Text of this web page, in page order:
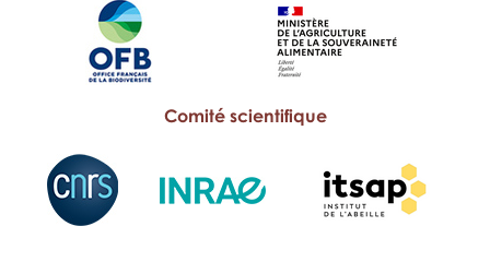
Comité scientifique